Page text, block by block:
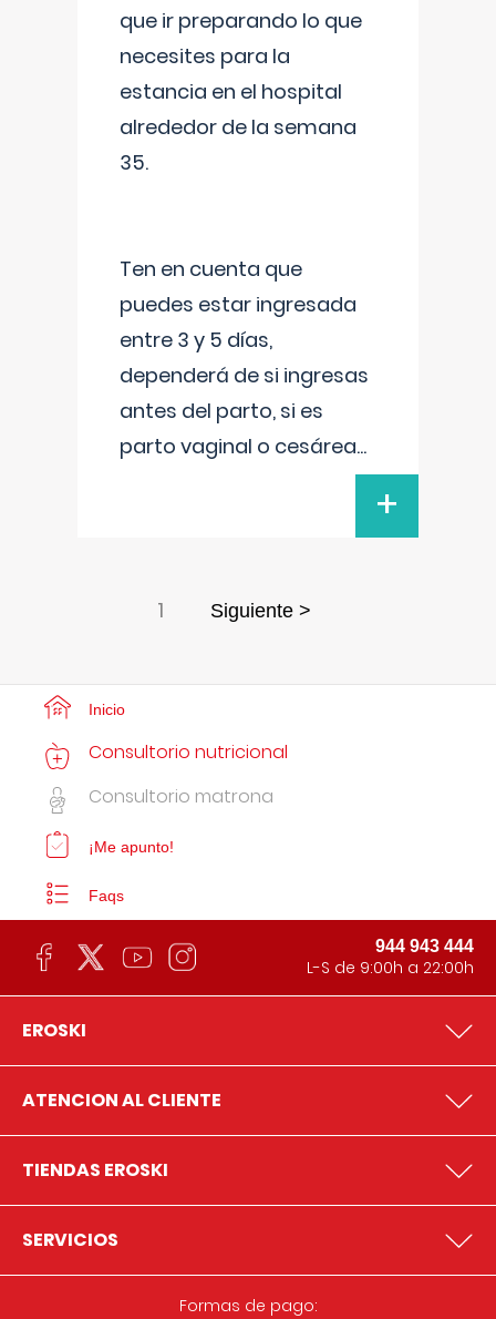
que ir preparando lo que
necesites para la
estancia en el hospital
alrededor de la semana
35.
Ten en cuenta que
puedes estar ingresada
entre 3 y 5 días,
dependerá de si ingresas
antes del parto, si es
parto vaginal o cesárea...
+
1 Siguiente >
Inicio
Consultorio nutricional
Consultorio matrona
¡Me apunto!
Faqs
944 943 444
L-S de 9:00h a 22:00h
EROSKI
ATENCION AL CLIENTE
TIENDAS EROSKI
SERVICIOS
Formas de pago: